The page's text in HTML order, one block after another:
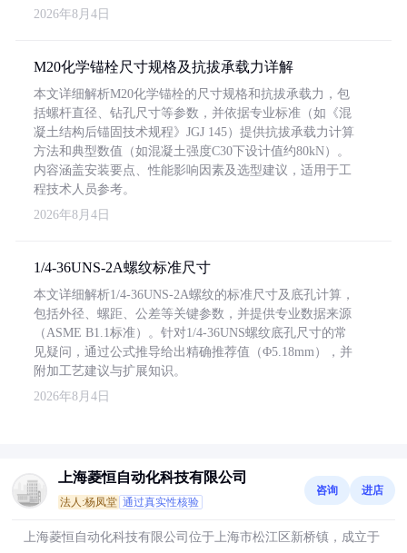
2026年8月4日
M20化学锚栓尺寸规格及抗拔承载力详解
本文详细解析M20化学锚栓的尺寸规格和抗拔承载力，包
括螺杆直径、钻孔尺寸等参数，并依据专业标准（如《混
凝土结构后锚固技术规程》JGJ 145）提供抗拔承载力计算
方法和典型数值（如混凝土强度C30下设计值约80kN）。
内容涵盖安装要点、性能影响因素及选型建议，适用于工
程技术人员参考。
2026年8月4日
1/4-36UNS-2A螺纹标准尺寸
本文详细解析1/4-36UNS-2A螺纹的标准尺寸及底孔计算，
包括外径、螺距、公差等关键参数，并提供专业数据来源
（ASME B1.1标准）。针对1/4-36UNS螺纹底孔尺寸的常
见疑问，通过公式推导给出精确推荐值（Φ5.18mm），并
附加工艺建议与扩展知识。
2026年8月4日
上海菱恒自动化科技有限公司
法人:杨凤堂 通过真实性核验
咨询 进店
上海菱恒自动化科技有限公司位于上海市松江区新桥镇，成立于